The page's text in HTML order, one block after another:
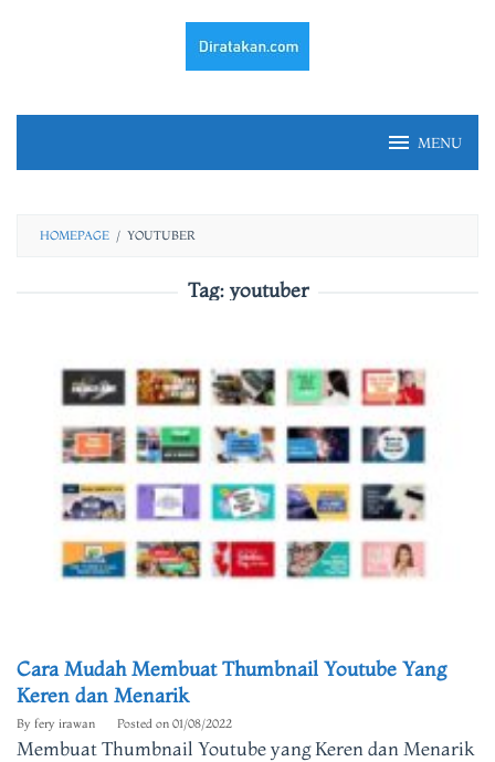
MENU
HOMEPAGE / YOUTUBER
Tag:youtuber
Cara Mudah Membuat Thumbnail Youtube Yang
Keren dan Menarik
By fery irawan Posted on 01/08/2022
Membuat Thumbnail Youtube yang Keren dan Menarik